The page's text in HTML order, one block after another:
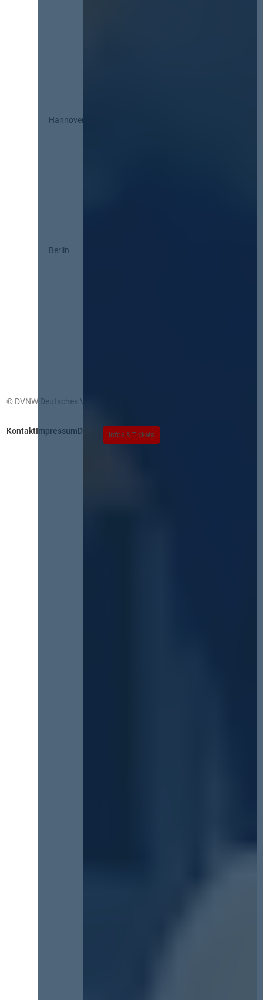
Infos & Tickets
Hannover
Berlin
© DVNW Deutsches Vergabenetzwerk GmbH
KontaktImpressumDatenschutz